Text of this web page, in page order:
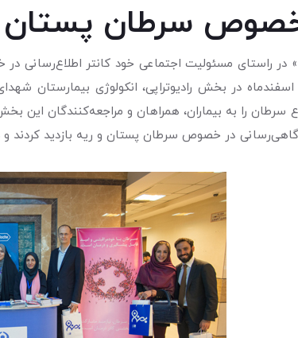
خصوص سرطان پستان
راستای مسئولیت اجتماعی خود کانتر اطلاع‌رسانی
طی روزهای شنبه تا چهارشنبه ۱۲ تا ۱۶ اسفندماه در بخش رادیوتراپی،